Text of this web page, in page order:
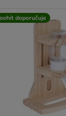
doporučuje